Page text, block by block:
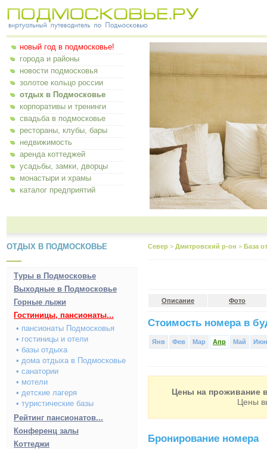
новый год в подмосковье!
города и районы
новости подмосковья
золотое кольцо россии
отдых в Подмосковье
корпоративы и тренинги
свадьба в подмосковье
рестораны, клубы, бары
недвижимость
аренда коттеджей
усадьбы, замки, дворцы
монастыри и храмы
каталог предприятий
ОТДЫХ В ПОДМОСКОВЬЕ
Туры в Подмосковье
Выходные в Подмосковье
Горные лыжи
Гостиницы, пансионаты...
• пансионаты Подмосковья
• гостиницы и отели
• базы отдыха
• дома отдыха в Подмосковье
• санатории
• мотели
• детские лагеря
• туристические базы
Рейтинг пансионатов...
Конференц залы
Коттеджи
Север > Дмитровский р-он > База
Описание Фото
Стоимость номера в
Янв Фев Мар Апр Май Июн
Цены на проживание
Цены
Бронирование номера